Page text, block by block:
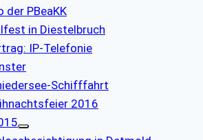
der PBeaKK
in Diestelbruch
IP-Te­le­fo­nie
Schifffahrt
2016